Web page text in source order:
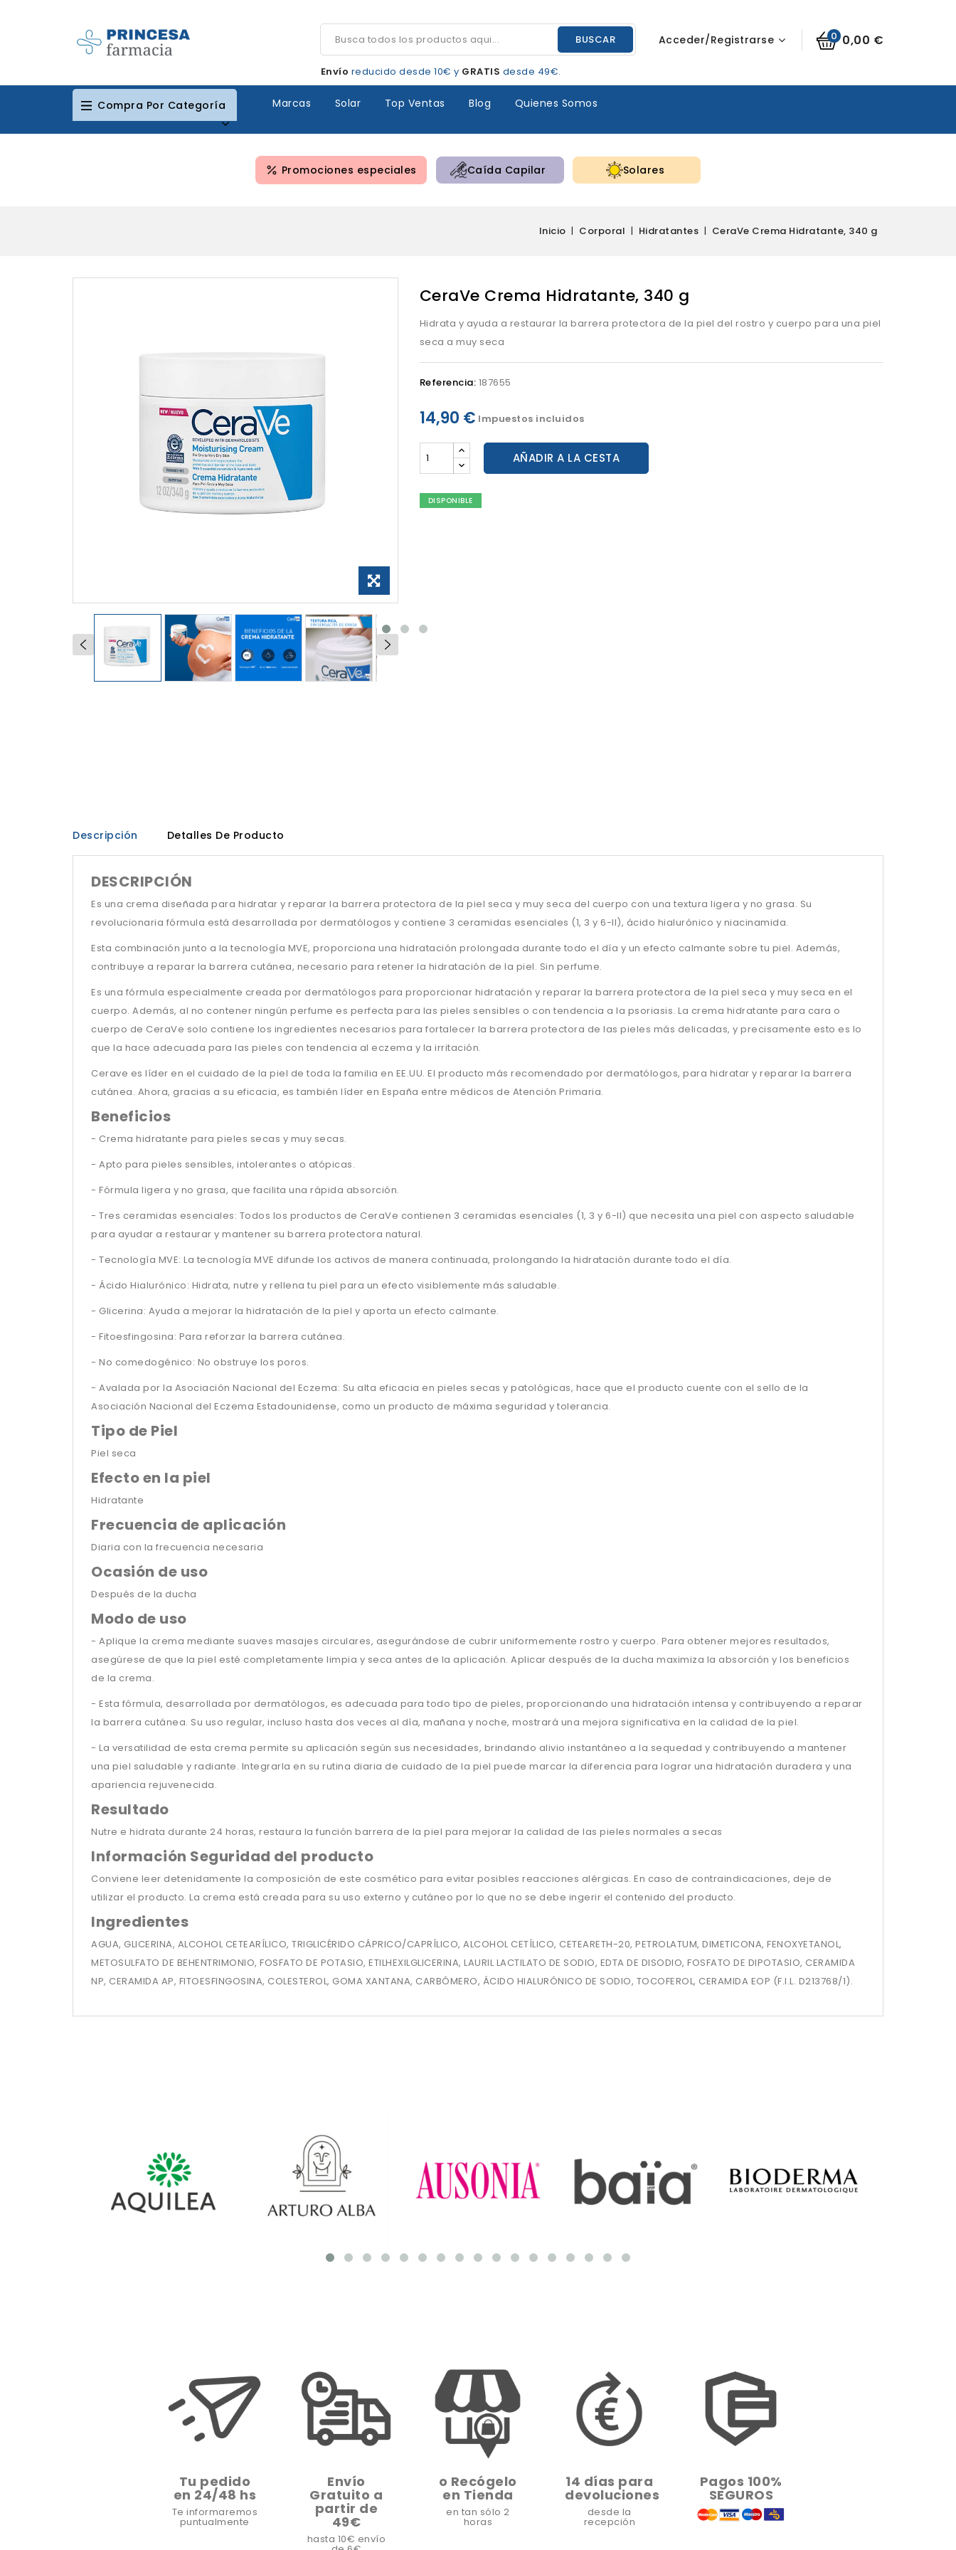
0 0,00 €
Acceder/Registrarse
BUSCAR
Envío reducido desde 10€ y GRATIS desde 49€.
Compra Por Categoría Marcas Solar Top Ventas Blog Quienes Somos
Promociones especiales Caída Capilar Solares
Inicio Corporal Hidratantes CeraVe Crema Hidratante, 340 g
CeraVe Crema Hidratante, 340 g
Hidrata y ayuda a restaurar la barrera protectora de la piel del rostro y cuerpo para una piel
seca a muy seca
Referencia: 187655
14,90 € Impuestos incluidos
AÑADIR A LA CESTA
DISPONIBLE
Descripción Detalles De Producto
DESCRIPCIÓN
Es una crema diseñada para hidratar y reparar la barrera protectora de la piel seca y muy seca del cuerpo con una textura ligera y no grasa. Su
revolucionaria fórmula está desarrollada por dermatólogos y contiene 3 ceramidas esenciales (1, 3 y 6-II), ácido hialurónico y niacinamida.
Esta combinación junto a la tecnología MVE, proporciona una hidratación prolongada durante todo el día y un efecto calmante sobre tu piel. Además,
contribuye a reparar la barrera cutánea, necesario para retener la hidratación de la piel. Sin perfume.
Es una fórmula especialmente creada por dermatólogos para proporcionar hidratación y reparar la barrera protectora de la piel seca y muy seca en el
cuerpo. Además, al no contener ningún perfume es perfecta para las pieles sensibles o con tendencia a la psoriasis. La crema hidratante para cara o
cuerpo de CeraVe solo contiene los ingredientes necesarios para fortalecer la barrera protectora de las pieles más delicadas, y precisamente esto es lo
que la hace adecuada para las pieles con tendencia al eczema y la irritación.
Cerave es líder en el cuidado de la piel de toda la familia en EE.UU. El producto más recomendado por dermatólogos, para hidratar y reparar la barrera
cutánea. Ahora, gracias a su eficacia, es también líder en España entre médicos de Atención Primaria.
Beneficios
- Crema hidratante para pieles secas y muy secas.
- Apto para pieles sensibles, intolerantes o atópicas.
- Fórmula ligera y no grasa, que facilita una rápida absorción.
- Tres ceramidas esenciales: Todos los productos de CeraVe contienen 3 ceramidas esenciales (1, 3 y 6-II) que necesita una piel con aspecto saludable
para ayudar a restaurar y mantener su barrera protectora natural.
- Tecnología MVE: La tecnología MVE difunde los activos de manera continuada, prolongando la hidratación durante todo el día.
- Ácido Hialurónico: Hidrata, nutre y rellena tu piel para un efecto visiblemente más saludable.
- Glicerina: Ayuda a mejorar la hidratación de la piel y aporta un efecto calmante.
- Fitoesfingosina: Para reforzar la barrera cutánea.
- No comedogénico: No obstruye los poros.
- Avalada por la Asociación Nacional del Eczema: Su alta eficacia en pieles secas y patológicas, hace que el producto cuente con el sello de la
Asociación Nacional del Eczema Estadounidense, como un producto de máxima seguridad y tolerancia.
Tipo de Piel
Piel seca
Efecto en la piel
Hidratante
Frecuencia de aplicación
Diaria con la frecuencia necesaria
Ocasión de uso
Después de la ducha
Modo de uso
- Aplique la crema mediante suaves masajes circulares, asegurándose de cubrir uniformemente rostro y cuerpo. Para obtener mejores resultados,
asegúrese de que la piel esté completamente limpia y seca antes de la aplicación. Aplicar después de la ducha maximiza la absorción y los beneficios
de la crema.
- Esta fórmula, desarrollada por dermatólogos, es adecuada para todo tipo de pieles, proporcionando una hidratación intensa y contribuyendo a reparar
la barrera cutánea. Su uso regular, incluso hasta dos veces al día, mañana y noche, mostrará una mejora significativa en la calidad de la piel.
- La versatilidad de esta crema permite su aplicación según sus necesidades, brindando alivio instantáneo a la sequedad y contribuyendo a mantener
una piel saludable y radiante. Integrarla en su rutina diaria de cuidado de la piel puede marcar la diferencia para lograr una hidratación duradera y una
apariencia rejuvenecida.
Resultado
Nutre e hidrata durante 24 horas, restaura la función barrera de la piel para mejorar la calidad de las pieles normales a secas
Información Seguridad del producto
Conviene leer detenidamente la composición de este cosmético para evitar posibles reacciones alérgicas. En caso de contraindicaciones, deje de
utilizar el producto. La crema está creada para su uso externo y cutáneo por lo que no se debe ingerir el contenido del producto.
Ingredientes
AGUA, GLICERINA, ALCOHOL CETEARÍLICO, TRIGLICÉRIDO CÁPRICO/CAPRÍLICO, ALCOHOL CETÍLICO, CETEARETH-20, PETROLATUM, DIMETICONA, FENOXYETANOL,
METOSULFATO DE BEHENTRIMONIO, FOSFATO DE POTASIO, ETILHEXILGLICERINA, LAURIL LACTILATO DE SODIO, EDTA DE DISODIO, FOSFATO DE DIPOTASIO, CERAMIDA
NP, CERAMIDA AP, FITOESFINGOSINA, COLESTEROL, GOMA XANTANA, CARBÓMERO, ÁCIDO HIALURÓNICO DE SODIO, TOCOFEROL, CERAMIDA EOP (F.I.L. D213768/1).
Tu pedido
en 24/48 hs
Te informaremos
puntualmente
Envío
Gratuito a
partir de
49€
hasta 10€ envío
o Recógelo
en Tienda
en tan sólo 2
horas
14 días para
devoluciones
desde la
recepción
Pagos 100%
SEGUROS